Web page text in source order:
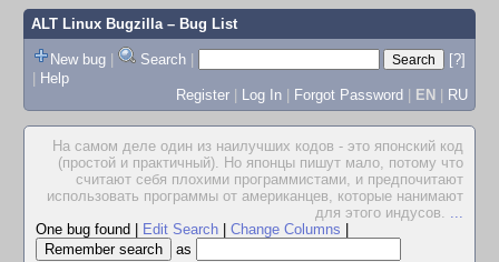
ALT Linux Bugzilla– Bug List
New bug | Search |
[?]
| Help
Register | Log In | Forgot Password | EN | RU
На самом деле один из наилучших кодов - это японский код
(простой и практичный). Но японцы пишут мало, потому что
считают себя плохими программистами, и предпочитают
использовать программы от американцев, которые нанимают
для этого индусов. ...
One bug found
Edit Search Change Columns
as